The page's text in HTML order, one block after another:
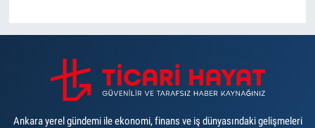
Ankara yerel gündemi ile ekonomi, finans ve iş dünyasındaki gelişmeleri